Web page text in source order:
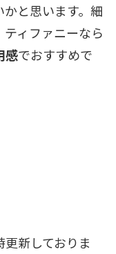
と思います。細
ィファニーなら
感でおすすめで
更新しておりま